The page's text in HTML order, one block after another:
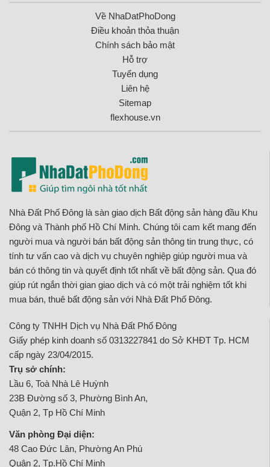
Về NhaDatPhoDong
Điều khoản thỏa thuận
Chính sách bảo mật
Hỗ trợ
Tuyển dụng
Liên hệ
Sitemap
flexhouse.vn
Nhà Đất Phố Đông là sàn giao dịch Bất động sản hàng đầu Khu
Đông và Thành phố Hồ Chí Minh. Chúng tôi cam kết mang đến
người mua và người bán bất động sản thông tin trung thực, có
tính tư vấn cao và dịch vụ chuyên nghiệp giúp người mua và
bán có thông tin và quyết định tốt nhất về bất động sản. Qua đó
giúp rút ngắn thời gian giao dịch và có một trải nghiệm tốt khi
mua bán, thuê bất động sản với Nhà Đất Phố Đông.
Công ty TNHH Dịch vụ Nhà Đất Phố Đông
Giấy phép kinh doanh số 0313227841 do Sở KHĐT Tp. HCM
cấp ngày 23/04/2015.
Trụ sở chính:
Lầu 6, Toà Nhà Lê Huỳnh
23B Đường số 3, Phường Bình An,
Quận 2, Tp Hồ Chí Minh
Văn phòng Đại diện:
48 Cao Đức Lân, Phường An Phú
Quận 2, Tp.Hồ Chí Minh